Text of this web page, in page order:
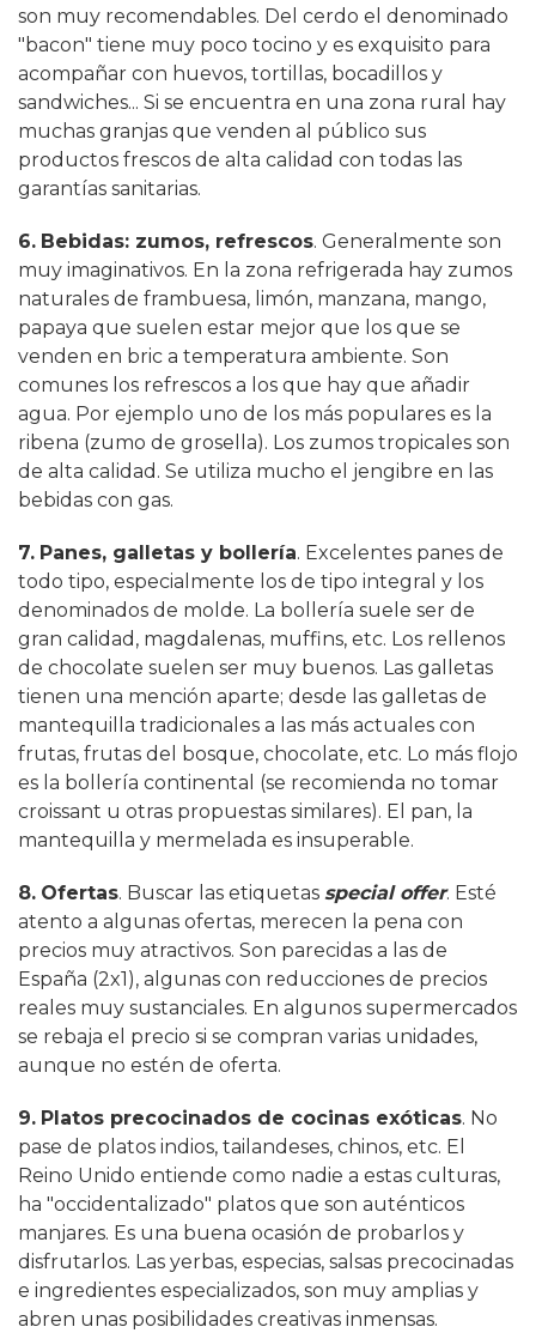
son muy recomendables. Del cerdo el denominado
"bacon" tiene muy poco tocino y es exquisito para
acompañar con huevos, tortillas, bocadillos y
sandwiches... Si se encuentra en una zona rural hay
muchas granjas que venden al público sus
productos frescos de alta calidad con todas las
garantías sanitarias.
6. Bebidas: zumos, refrescos. Generalmente son
muy imaginativos. En la zona refrigerada hay zumos
naturales de frambuesa, limón, manzana, mango,
papaya que suelen estar mejor que los que se
venden en bric a temperatura ambiente. Son
comunes los refrescos a los que hay que añadir
agua. Por ejemplo uno de los más populares es la
ribena (zumo de grosella). Los zumos tropicales son
de alta calidad. Se utiliza mucho el jengibre en las
bebidas con gas.
7. Panes, galletas y bollería. Excelentes panes de
todo tipo, especialmente los de tipo integral y los
denominados de molde. La bollería suele ser de
gran calidad, magdalenas, muffins, etc. Los rellenos
de chocolate suelen ser muy buenos. Las galletas
tienen una mención aparte; desde las galletas de
mantequilla tradicionales a las más actuales con
frutas, frutas del bosque, chocolate, etc. Lo más flojo
es la bollería continental (se recomienda no tomar
croissant u otras propuestas similares). El pan, la
mantequilla y mermelada es insuperable.
8. Ofertas. Buscar las etiquetas special offer. Esté
atento a algunas ofertas, merecen la pena con
precios muy atractivos. Son parecidas a las de
España (2x1), algunas con reducciones de precios
reales muy sustanciales. En algunos supermercados
se rebaja el precio si se compran varias unidades,
aunque no estén de oferta.
9. Platos precocinados de cocinas exóticas. No
pase de platos indios, tailandeses, chinos, etc. El
Reino Unido entiende como nadie a estas culturas,
ha "occidentalizado" platos que son auténticos
manjares. Es una buena ocasión de probarlos y
disfrutarlos. Las yerbas, especias, salsas precocinadas
e ingredientes especializados, son muy amplias y
abren unas posibilidades creativas inmensas.